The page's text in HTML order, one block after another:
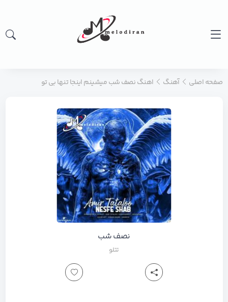
صفحه اصلی آهنگ اهنگ نصف شب میشینم اینجا تنها بی تو
نصف شب
تتلو